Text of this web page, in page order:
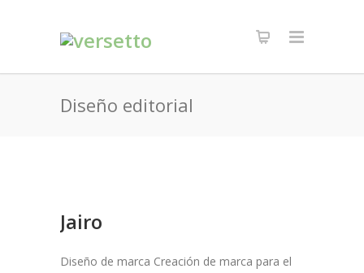
Diseño editorial
Jairo
Diseño de marca Creación de marca para el